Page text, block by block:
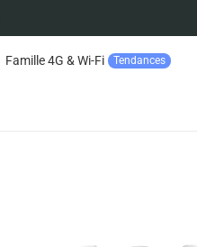
Famille 4G & Wi-Fi Tendances